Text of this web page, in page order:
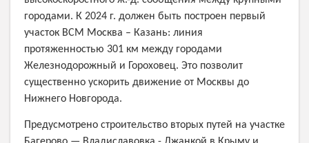
городами. К 2024 г. должен быть построен первый
участок ВСМ Москва – Казань: линия
протяженностью 301 км между городами
Железнодорожный и Гороховец. Это позволит
существенно ускорить движение от Москвы до
Нижнего Новгорода.
Предусмотрено строительство вторых путей на участке